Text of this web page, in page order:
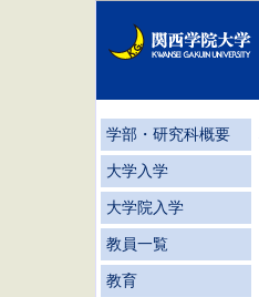
学部・研究科概要
大学入学
大学院入学
教員一覧
教育